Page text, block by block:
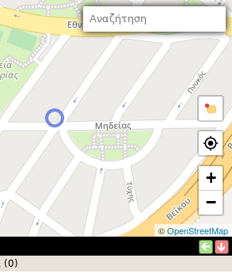
+
−
©OpenStreetMap
(0)